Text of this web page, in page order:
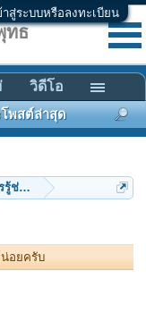
าสู่ระบบหรือลงทะเบียน
ช่วยบอกหน่อยครับ
อยครับ
ทธ
พสต์ล่าสุด
วิดีโอ